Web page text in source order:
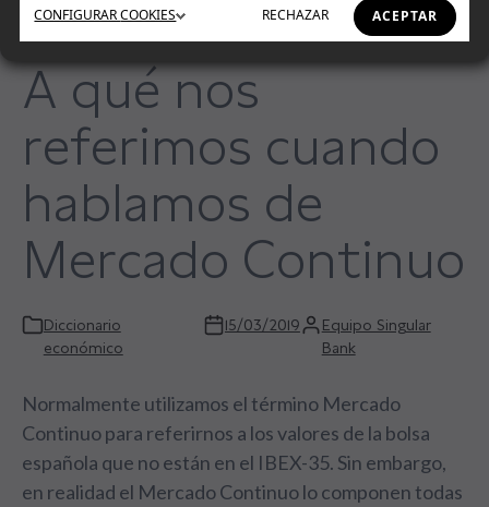
ACEPTAR
RECHAZAR
CONFIGURARCOOKIES
A qué nos
referimos cuando
hablamos de
Mercado Continuo
Diccionario
económico
15/03/2019
Equipo Singular
Bank
Normalmente utilizamos el término Mercado
Continuo para referirnos a los valores de la bolsa
española que no están en el IBEX-35. Sin embargo,
en realidad el Mercado Continuo lo componen todas